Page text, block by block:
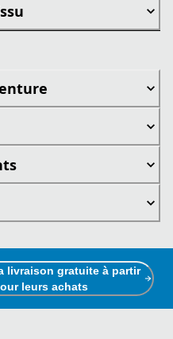
livraison gratuite à partir
leurs achats